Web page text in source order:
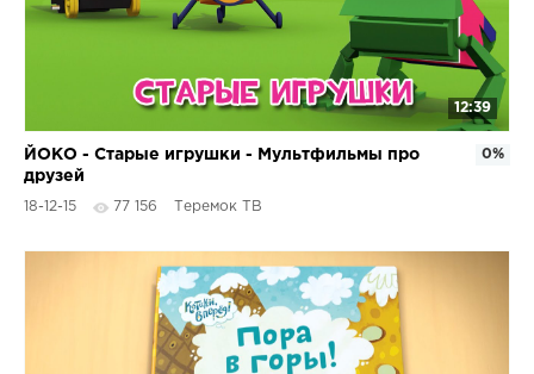
12:39
ЙОКО - Старые игрушки - Мультфильмы про
друзей
18-12-15 77 156 Теремок ТВ
0%